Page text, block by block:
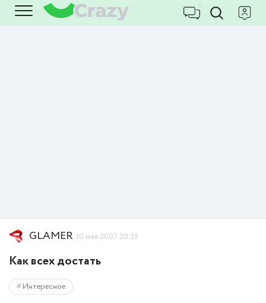
GLAMER 10 мая 2007 20:35
Как всех достать
Интересное